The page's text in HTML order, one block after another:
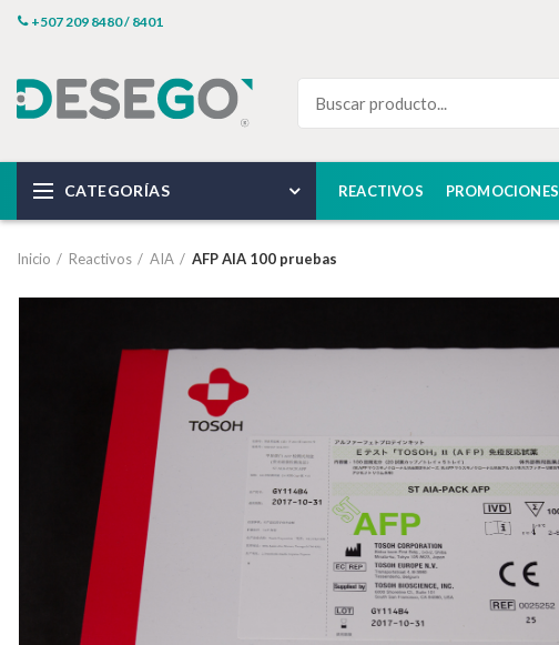
+507 209 8480 / 8401
CATEGORÍAS REACTIVOS PROMOCIONES
Inicio Reactivos AIA AFP AIA 100 pruebas